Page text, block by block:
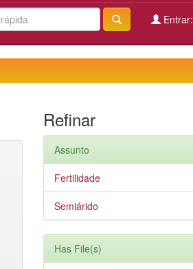
Entrar:
Refinar
Assunto
Fertilidade
Semiárido
Has File(s)